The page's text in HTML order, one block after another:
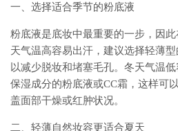
一、选择适合季节的粉底液
粉底液是底妆中最重要的一步，因
天气温高容易出汗，建议选择轻薄
以减少脱妆和堵塞毛孔。冬天气温
保湿成分的粉底液或CC霜，这样可
盖面部干燥或红肿状况。
二、轻薄自然妆容更适合夏天